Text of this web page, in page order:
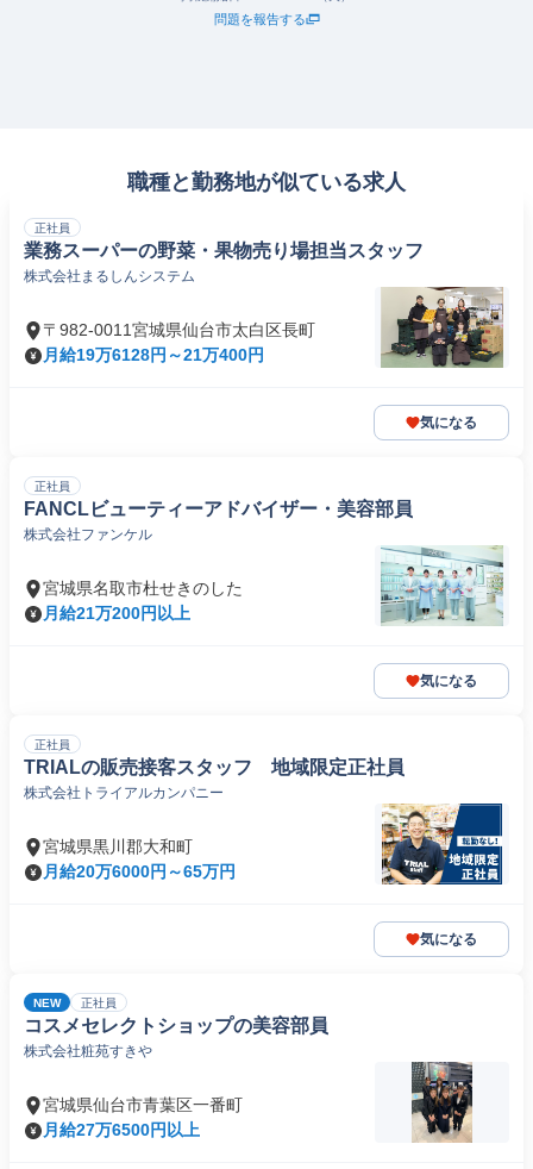
問題を報告する
職種と勤務地が似ている求人
正社員
業務スーパーの野菜・果物売り場担当スタッフ
株式会社まるしんシステム
〒982-0011宮城県仙台市太白区長町
月給19万6128円～21万400円
気になる
正社員
FANCLビューティーアドバイザー・美容部員
株式会社ファンケル
宮城県名取市杜せきのした
月給21万200円以上
気になる
正社員
TRIALの販売接客スタッフ 地域限定正社員
株式会社トライアルカンパニー
宮城県黒川郡大和町
月給20万6000円～65万円
気になる
NEW 正社員
コスメセレクトショップの美容部員
株式会社粧苑すきや
宮城県仙台市青葉区一番町
月給27万6500円以上